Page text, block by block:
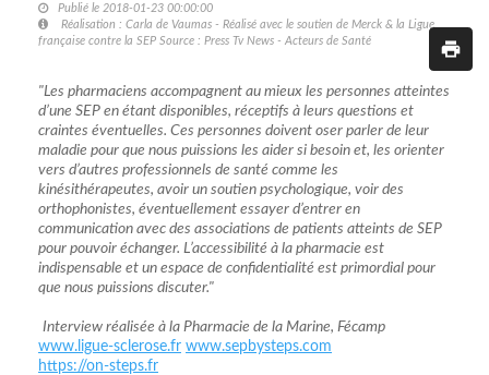
Publié le 2018-01-23 00:00:00
Réalisation : Carla de Vaumas - Réalisé avec le soutien de Merck & la Ligue
française contre la SEP Source : Press Tv News - Acteurs de Santé
"Les pharmaciens accompagnent au mieux les personnes atteintes
d’une SEP en étant disponibles, réceptifs à leurs questions et
craintes éventuelles. Ces personnes doivent oser parler de leur
maladie pour que nous puissions les aider si besoin et, les orienter
vers d’autres professionnels de santé comme les
kinésithérapeutes, avoir un soutien psychologique, voir des
orthophonistes, éventuellement essayer d’entrer en
communication avec des associations de patients atteints de SEP
pour pouvoir échanger. L’accessibilité à la pharmacie est
indispensable et un espace de confidentialité est primordial pour
que nous puissions discuter."
Interview réalisée à la Pharmacie de la Marine, Fécamp
www.ligue-sclerose.fr www.sepbysteps.com
https://on-steps.fr